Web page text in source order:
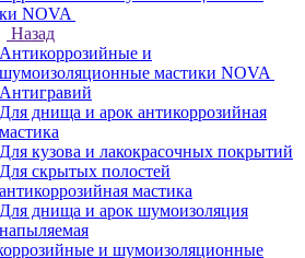
NOVA
Назад
Антикоррозийные и
шумоизоляционные мастики NOVA
Антигравий
Для днища и арок антикоррозийная
мастика
Для кузова и лакокрасочных покрытий
Для скрытых полостей
антикоррозийная мастика
Для днища и арок шумоизоляция
напыляемая
и шумоизоляционные